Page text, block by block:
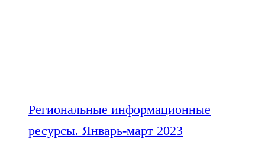
Региональные информационные
ресурсы. Январь-март 2023